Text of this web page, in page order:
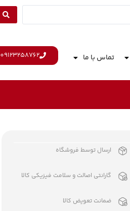
تماس با ما 09123258762
ارسال توسط فروشگاه
گارانتی اصالت و سلامت فیزیکی کالا
ضمانت تعویض کالا